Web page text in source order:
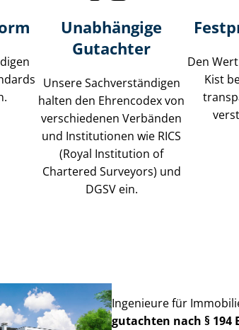
Unabhängige
Gutachter
Unsere Sach­ver­stän­di­gen
halten den Ehrencodex von
verschiedenen Verbänden
und Institutionen wie RICS
(Royal Institution of
Chartered Surveyors) und
DGSV ein.
Den
Kist
Ingenieure für
gut­ach­ten nach § 194